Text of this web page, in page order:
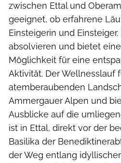
zwischen Ettal und
geeignet, ob erfahrene
Einsteigerin und
absolvieren und bietet
Möglichkeit für eine
Aktivität. Der Wellnesslauf
atemberaubenden
Ammergauer Alpen und
Ausblicke auf die
ist in Ettal, direkt vor der
Basilika der
der Weg entlang